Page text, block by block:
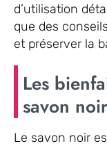
d’utilisation
que des
et préserver la
Les
savon
Le savon noir